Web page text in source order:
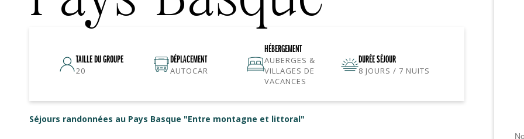
TAILLE DU GROUPE
20
DÉPLACEMENT
AUTOCAR
HÉBERGEMENT
AUBERGES &
VILLAGES DE
VACANCES
DURÉE SÉJOUR
8 JOURS / 7 NUITS
Séjours randonnées au Pays Basque "Entre montagne et littoral"